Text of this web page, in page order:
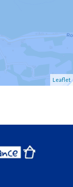
Leaflet